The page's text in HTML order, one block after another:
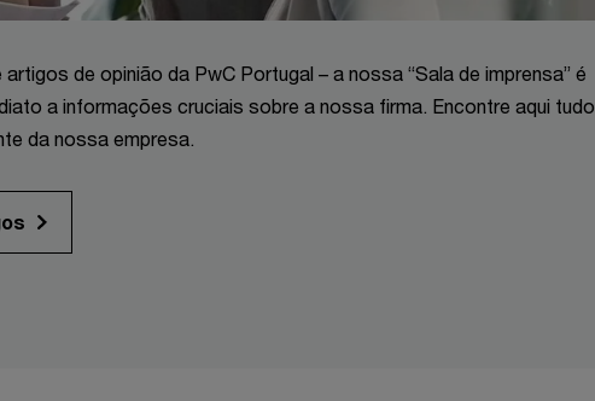
de opinião da PwC Portugal – a nossa “Sala de imprensa” é
a informações cruciais sobre a nossa firma. Encontre aqui tudo
da nossa empresa.